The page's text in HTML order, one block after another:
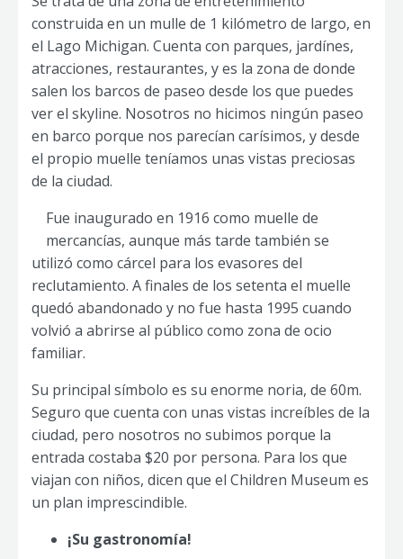
construida en un mulle de 1 kilómetro de largo, en
el Lago Michigan. Cuenta con parques, jardínes,
atracciones, restaurantes, y es la zona de donde
salen los barcos de paseo desde los que puedes
ver el skyline. Nosotros no hicimos ningún paseo
en barco porque nos parecían carísimos, y desde
el propio muelle teníamos unas vistas preciosas
de la ciudad.
Fue inaugurado en 1916 como muelle de
mercancías, aunque más tarde también se
utilizó como cárcel para los evasores del
reclutamiento. A finales de los setenta el muelle
quedó abandonado y no fue hasta 1995 cuando
volvió a abrirse al público como zona de ocio
familiar.
Su principal símbolo es su enorme noria, de 60m.
Seguro que cuenta con unas vistas increíbles de la
ciudad, pero nosotros no subimos porque la
entrada costaba $20 por persona. Para los que
viajan con niños, dicen que el Children Museum es
un plan imprescindible.
¡Su gastronomía!